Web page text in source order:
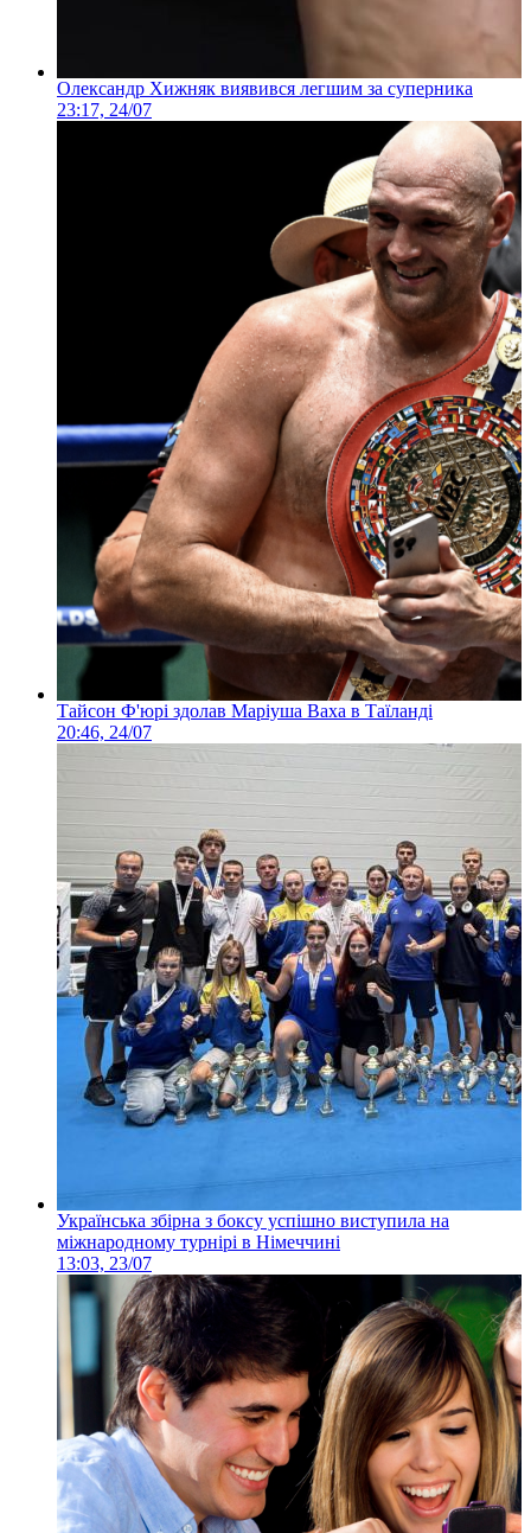
Олександр Хижняк виявився легшим за суперника
23:17, 24/07
Тайсон Ф'юрі здолав Маріуша Ваха в Таїланді
20:46, 24/07
Українська збірна з боксу успішно виступила на
міжнародному турнірі в Німеччині
13:03, 23/07